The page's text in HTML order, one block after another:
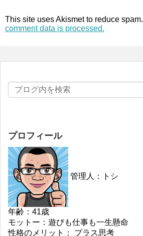
This site uses Akismet to reduce spam.
comment data is processed.
プロフィール
管理人：トシ
年齢：41歳
モットー：遊びも仕事も一生懸命
性格のメリット： プラス思考